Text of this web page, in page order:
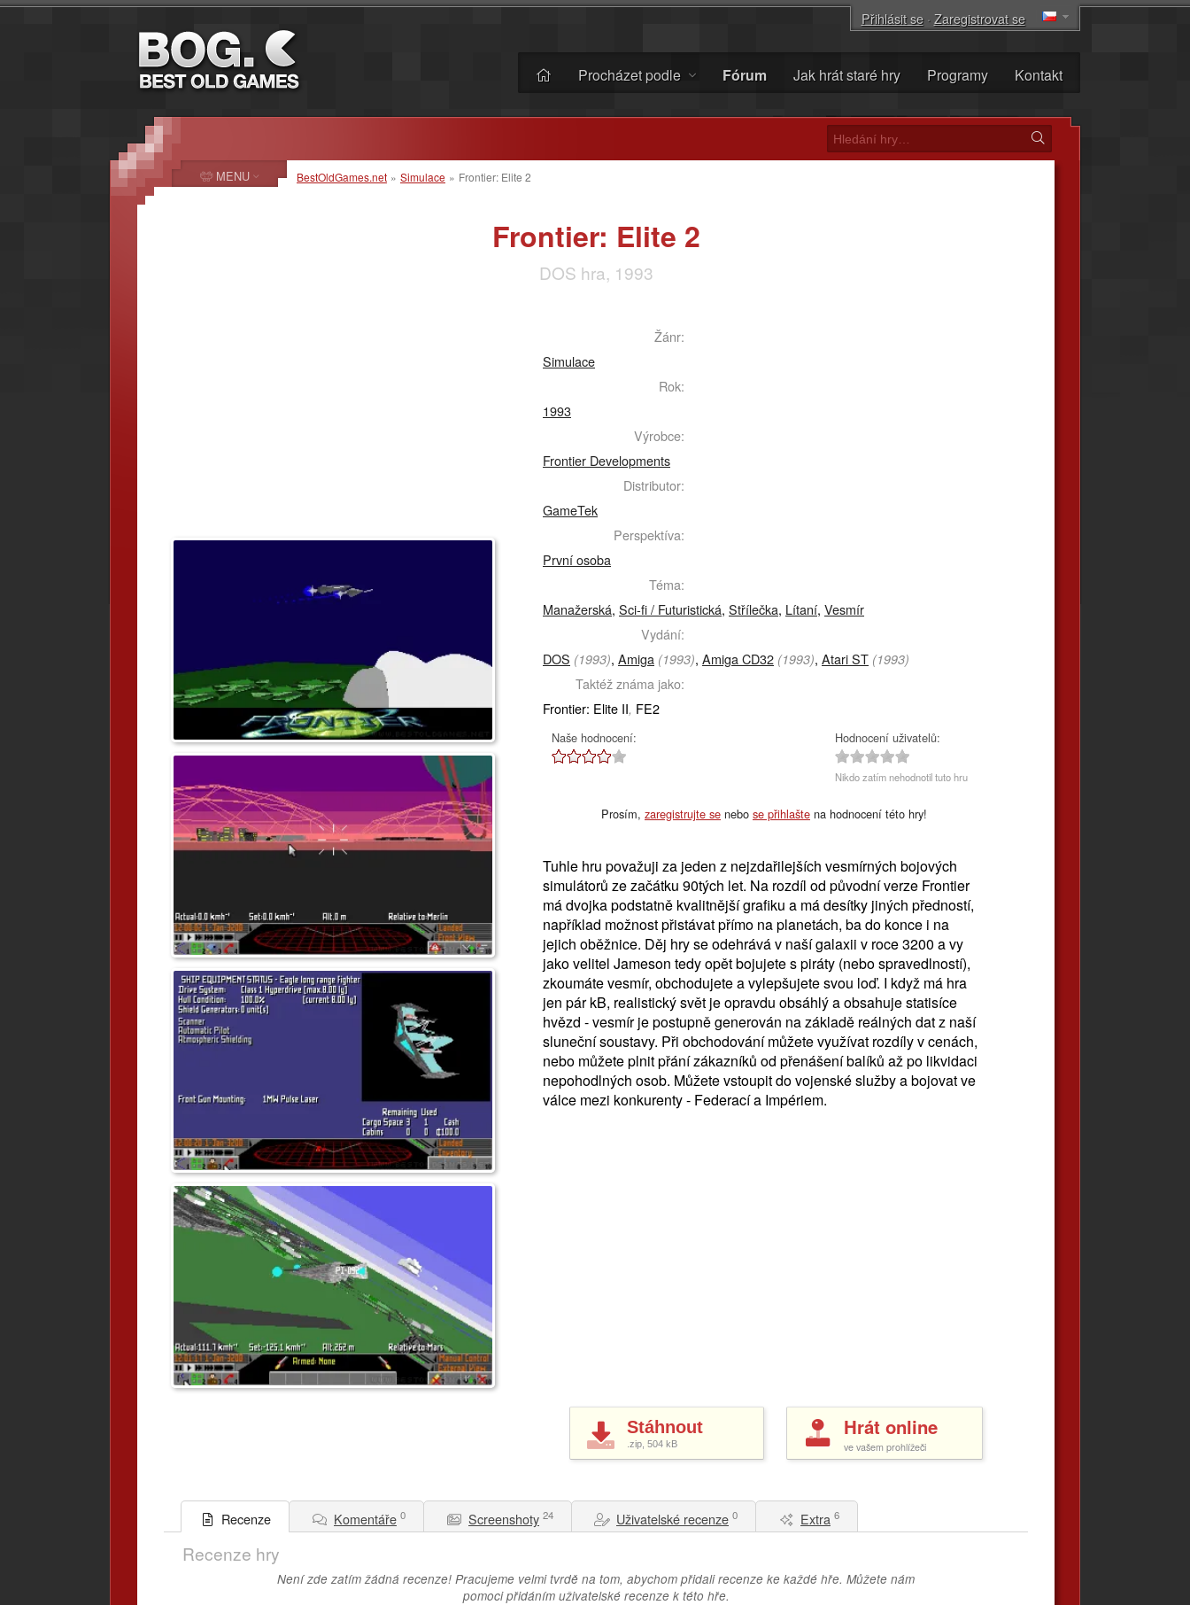
Přihlásit se·Zaregistrovat se
Procházet podle Fórum Jak hrát staré hry Programy Kontakt
BestOldGames.net » Simulace » Frontier: Elite 2
Frontier: Elite 2
DOS hra, 1993
Žánr:
Simulace
Rok:
1993
Výrobce:
Frontier Developments
Distributor:
GameTek
Perspektíva:
První osoba
Téma:
Manažerská, Sci-fi / Futuristická, Střílečka, Lítaní, Vesmír
Vydání:
DOS (1993), Amiga (1993), Amiga CD32 (1993), Atari ST (1993)
Taktéž známa jako:
Frontier: Elite II, FE2
Naše hodnocení: Hodnocení uživatelů:
Nikdo zatím nehodnotil tuto hru
Prosím, zaregistrujte se nebo se přihlašte na hodnocení této hry!
Tuhle hru považuji za jeden z nejzdařilejších vesmírných bojových
simulátorů ze začátku 90tých let. Na rozdíl od původní verze Frontier
má dvojka podstatně kvalitnější grafiku a má desítky jiných předností,
například možnost přistávat přímo na planetách, ba do konce i na
jejich oběžnice. Děj hry se odehrává v naší galaxii v roce 3200 a vy
jako velitel Jameson tedy opět bojujete s piráty (nebo spravedlností),
zkoumáte vesmír, obchodujete a vylepšujete svou loď. I když má hra
jen pár kB, realistický svět je opravdu obsáhlý a obsahuje statisíce
hvězd - vesmír je postupně generován na základě reálných dat z naší
sluneční soustavy. Při obchodování můžete využívat rozdíly v cenách,
nebo můžete plnit přání zákazníků od přenášení balíků až po likvidaci
nepohodlných osob. Můžete vstoupit do vojenské služby a bojovat ve
válce mezi konkurenty - Federací a Impériem.
Stáhnout
.zip, 504 kB
Hrát online
ve vašem prohlížeči
Recenze Komentáře 0 Screenshoty 24 Uživatelské recenze 0 Extra 6
Recenze hry
Není zde zatím žádná recenze! Pracujeme velmi tvrdě na tom, abychom přidali recenze ke každé hře. Můžete nám
pomoci přidáním uživatelské recenze k této hře.
MENU